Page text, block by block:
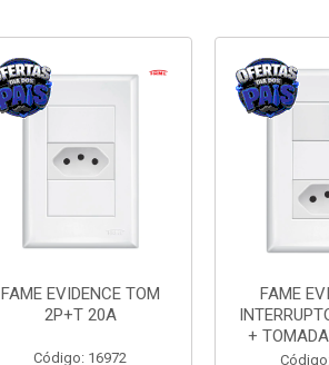
FAME EVIDENCE TOM
2P+T 20A
Código: 16972
FAME
+